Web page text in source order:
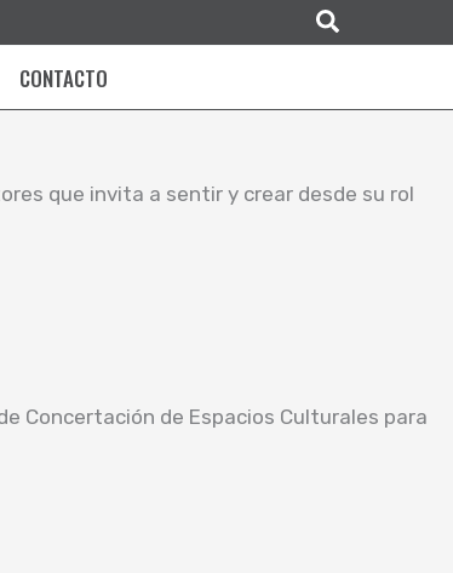
Buscar
CONTACTO
que invita a sentir y crear desde su rol
Concertación de Espacios Culturales para